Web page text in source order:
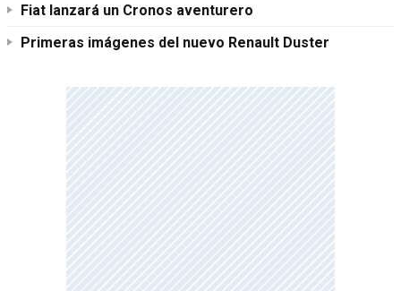
Fiat lanzará un Cronos aventurero
Primeras imágenes del nuevo Renault Duster